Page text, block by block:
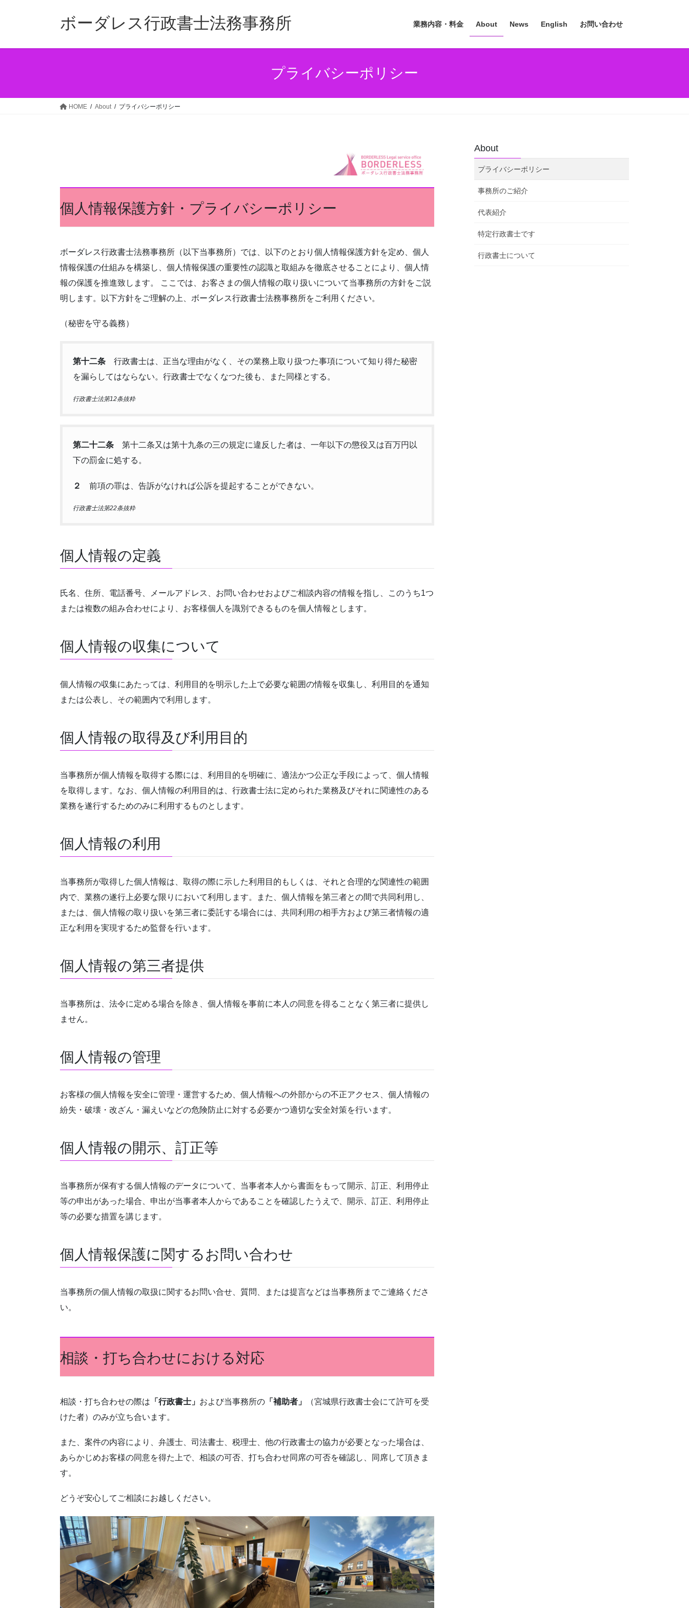
ボーダレス行政書士法務事務所 業務内容・料金 About News English お問い合わせ
プライバシーポリシー
HOME About プライバシーポリシー
個人情報保護方針・プライバシーポリシー
ボーダレス行政書士法務事務所（以下当事務所）では、以下のとおり個人情報保護方針を定め、個人
情報保護の仕組みを構築し、個人情報保護の重要性の認識と取組みを徹底させることにより、個人情
報の保護を推進致します。 ここでは、お客さまの個人情報の取り扱いについて当事務所の方針をご説
明します。以下方針をご理解の上、ボーダレス行政書士法務事務所をご利用ください。
（秘密を守る義務）
第十二条 行政書士は、正当な理由がなく、その業務上取り扱つた事項について知り得た秘密
を漏らしてはならない。行政書士でなくなつた後も、また同様とする。
行政書士法第12条抜粋
第二十二条 第十二条又は第十九条の三の規定に違反した者は、一年以下の懲役又は百万円以
下の罰金に処する。
２ 前項の罪は、告訴がなければ公訴を提起することができない。
行政書士法第22条抜粋
個人情報の定義
氏名、住所、電話番号、メールアドレス、お問い合わせおよびご相談内容の情報を指し、このうち1つ
または複数の組み合わせにより、お客様個人を識別できるものを個人情報とします。
個人情報の収集について
個人情報の収集にあたっては、利用目的を明示した上で必要な範囲の情報を収集し、利用目的を通知
または公表し、その範囲内で利用します。
個人情報の取得及び利用目的
当事務所が個人情報を取得する際には、利用目的を明確に、適法かつ公正な手段によって、個人情報
を取得します。なお、個人情報の利用目的は、行政書士法に定められた業務及びそれに関連性のある
業務を遂行するためのみに利用するものとします。
個人情報の利用
当事務所が取得した個人情報は、取得の際に示した利用目的もしくは、それと合理的な関連性の範囲
内で、業務の遂行上必要な限りにおいて利用します。また、個人情報を第三者との間で共同利用し、
または、個人情報の取り扱いを第三者に委託する場合には、共同利用の相手方および第三者情報の適
正な利用を実現するため監督を行います。
個人情報の第三者提供
当事務所は、法令に定める場合を除き、個人情報を事前に本人の同意を得ることなく第三者に提供し
ません。
個人情報の管理
お客様の個人情報を安全に管理・運営するため、個人情報への外部からの不正アクセス、個人情報の
紛失・破壊・改ざん・漏えいなどの危険防止に対する必要かつ適切な安全対策を行います。
個人情報の開示、訂正等
当事務所が保有する個人情報のデータについて、当事者本人から書面をもって開示、訂正、利用停止
等の申出があった場合、申出が当事者本人からであることを確認したうえで、開示、訂正、利用停止
等の必要な措置を講じます。
個人情報保護に関するお問い合わせ
当事務所の個人情報の取扱に関するお問い合せ、質問、または提言などは当事務所までご連絡くださ
い。
相談・打ち合わせにおける対応
相談・打ち合わせの際は 「行政書士」 および当事務所の 「補助者」
（宮城県行政書士会にて許可を受
けた者）のみが立ち合います。
また、案件の内容により、弁護士、司法書士、税理士、他の行政書士の協力が必要となった場合は、
あらかじめお客様の同意を得た上で、相談の可否、打ち合わせ同席の可否を確認し、同席して頂きま
す。
どうぞ安心してご相談にお越しください。
About
プライバシーポリシー
事務所のご紹介
代表紹介
特定行政書士です
行政書士について